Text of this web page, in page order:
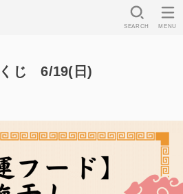
SEARCH MENU
くじ 6/19(日)